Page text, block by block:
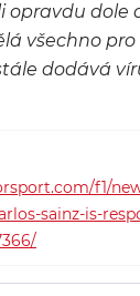
opravdu dole
všechno
dodává
f1/
sainz-is-